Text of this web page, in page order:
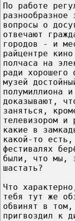
По работе
вопросы о
отвечают
городов - и
райцентре
полчаса на
ради хорошего
музей
полумиллиона
доказывают,
заняться,
телевизором и
какие в
какой-то есть,
фестивалях
были, что мы,
шастать?
Что
тебя тут же
обвинят в
пригвоздил к